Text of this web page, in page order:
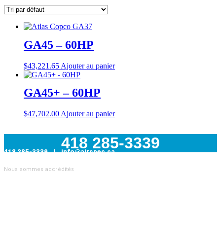
GA45 – 60HP
$43,221.65 Ajouter au panier
GA45+ – 60HP
$47,702.00 Ajouter au panier
418 285-3339
418 285-3339 | info@airspec.ca
231, Armand-Bombardier
Nous sommes accrédités